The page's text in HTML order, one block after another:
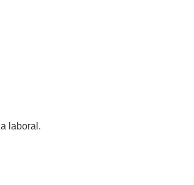
laboral.